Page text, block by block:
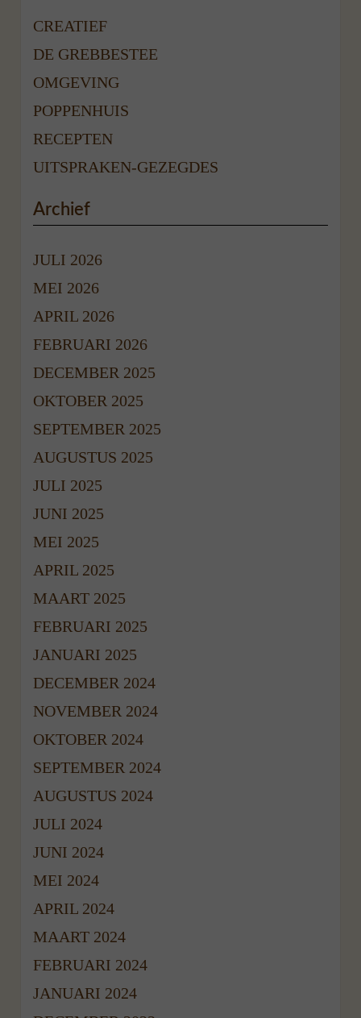
CREATIEF
DE GREBBESTEE
OMGEVING
POPPENHUIS
RECEPTEN
UITSPRAKEN-GEZEGDES
Archief
JULI 2026
MEI 2026
APRIL 2026
FEBRUARI 2026
DECEMBER 2025
OKTOBER 2025
SEPTEMBER 2025
AUGUSTUS 2025
JULI 2025
JUNI 2025
MEI 2025
APRIL 2025
MAART 2025
FEBRUARI 2025
JANUARI 2025
DECEMBER 2024
NOVEMBER 2024
OKTOBER 2024
SEPTEMBER 2024
AUGUSTUS 2024
JULI 2024
JUNI 2024
MEI 2024
APRIL 2024
MAART 2024
FEBRUARI 2024
JANUARI 2024